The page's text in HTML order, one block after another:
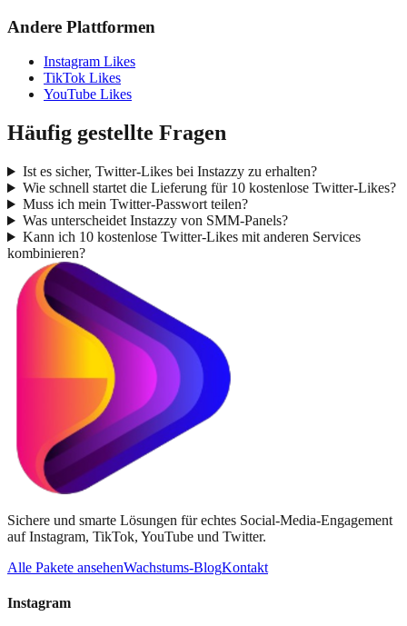
Andere Plattformen
Instagram Likes
TikTok Likes
YouTube Likes
Häufig gestellte Fragen
Ist es sicher, Twitter-Likes bei Instazzy zu erhalten?
Wie schnell startet die Lieferung für 10 kostenlose Twitter-Likes?
Muss ich mein Twitter-Passwort teilen?
Was unterscheidet Instazzy von SMM-Panels?
Kann ich 10 kostenlose Twitter-Likes mit anderen Services
kombinieren?
Sichere und smarte Lösungen für echtes Social-Media-Engagement
auf Instagram, TikTok, YouTube und Twitter.
Alle Pakete ansehenWachstums-BlogKontakt
Instagram